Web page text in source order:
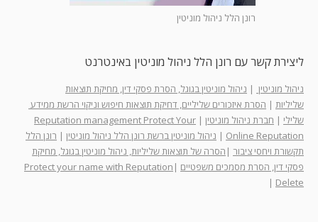
רונן הלל ניהול מוניטין
ליצירת קשר עם רונן הלל ניהול מוניטין באינטרנט
ניהול מוניטין | ניהול מוניטין בגוגל, הסרת פסקי דין, מחיקת תוצאות
שליליות | הסרת איזכורים שליליים, דחיקת תוצאות חיפוש וניקוי הרשת ממידע
שלילי | חברת ניהול מוניטין |
Reputation management Protect Your
Online Reputation
| ניהול מוניטין ברשת רונן הלל ניהול מוניטין | רונן הלל
תקשורת ויחסי ציבור | הסרה של תוצאות שליליות, ניהול מוניטין בגוגל, מחיקת
פסקי דין, הסרת מסמכים משפטיים |
Protect your name with Reputation
Delete
|